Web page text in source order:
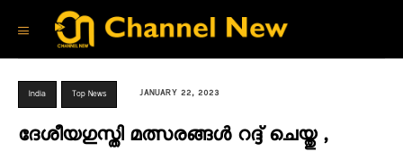
India Top News JANUARY 22, 2023
ദേശീയഗുസ്തി മത്സരങ്ങൾ റദ്ദ് ചെയ്തു ,